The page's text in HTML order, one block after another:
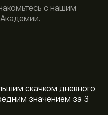
скачком дневного
значением за 3
с нашим
Академии.